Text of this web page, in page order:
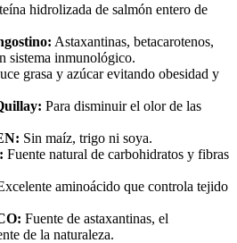
hidrolizada de salmón entero de
Astaxantinas, betacarotenos,
sistema inmunológico.
grasa y azúcar evitando obesidad y
Para disminuir el olor de las
Sin maíz, trigo ni soya.
Fuente natural de carbohidratos y fibras
aminoácido que controla tejido
Fuente de astaxantinas, el
de la naturaleza.